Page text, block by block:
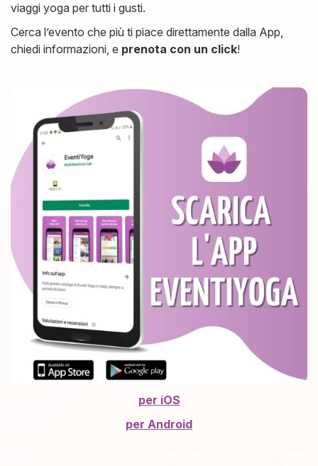
viaggi yoga per tutti i gusti.
Cerca l’evento che più ti piace direttamente dalla App,
chiedi informazioni, e prenota con un click!
per iOS
per Android